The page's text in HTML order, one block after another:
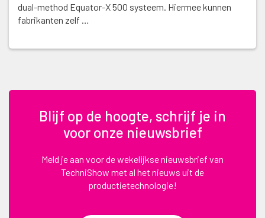
dual-method Equator-X 500 systeem. Hiermee kunnen
fabrikanten zelf …
Blijf op de hoogte, schrijf je in
voor onze nieuwsbrief
Meld je aan voor de wekelijkse nieuwsbrief van
TechniShow met al het nieuws uit de
productietechnologie!